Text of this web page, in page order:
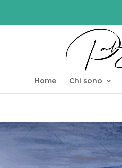
Home Chi sono